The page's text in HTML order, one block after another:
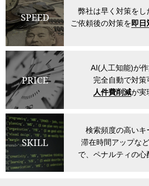
SPEED
弊社は早く対策をし
ご依頼後の対策を即日
PRICE
AI(人工知能)が作
完全自動で対策
人件費削減が実
SKILL
検索頻度の高いキ
滞在時間アップな
で、ペナルティの心